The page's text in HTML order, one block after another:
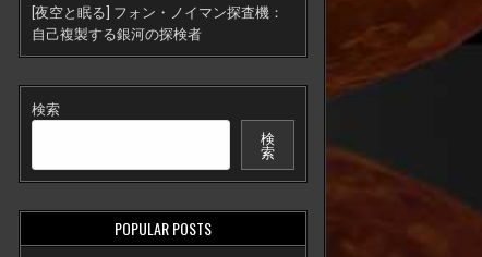
[夜空と眠る] フォン・ノイマン探査機：
自己複製する銀河の探検者
検索
検
索
POPULAR POSTS